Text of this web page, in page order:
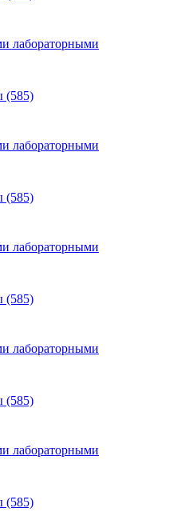
лабораторными
лабораторными
лабораторными
лабораторными
лабораторными